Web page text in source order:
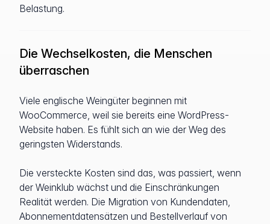
Belastung.
Die Wechselkosten, die Menschen
überraschen
Viele englische Weingüter beginnen mit
WooCommerce, weil sie bereits eine WordPress-
Website haben. Es fühlt sich an wie der Weg des
geringsten Widerstands.
Die versteckte Kosten sind das, was passiert, wenn
der Weinklub wächst und die Einschränkungen
Realität werden. Die Migration von Kundendaten,
Abonnementdatensätzen und Bestellverlauf von